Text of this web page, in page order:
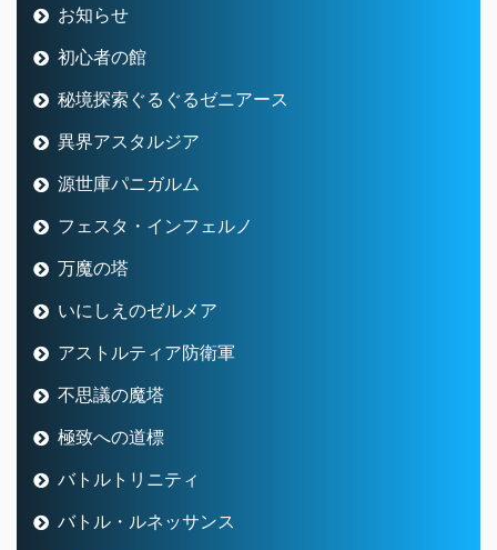
お知らせ
初心者の館
秘境探索ぐるぐるゼニアース
異界アスタルジア
源世庫パニガルム
フェスタ・インフェルノ
万魔の塔
いにしえのゼルメア
アストルティア防衛軍
不思議の魔塔
極致への道標
バトルトリニティ
バトル・ルネッサンス